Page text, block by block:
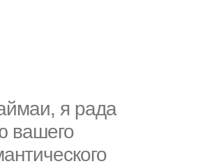
я рада
вашего